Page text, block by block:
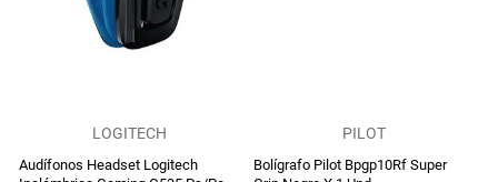
LOGITECH
Audífonos Headset Logitech
PILOT
Bolígrafo Pilot Bpgp10Rf Super